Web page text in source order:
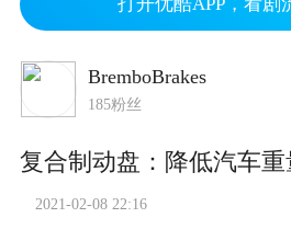
BremboBrakes
185粉丝
2021-02-08 22:16